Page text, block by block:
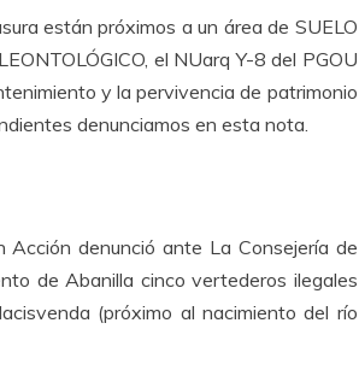
están próximos a un área de SUELO
el NUarq Y-8 del PGOU
y la pervivencia de patrimonio
denunciamos en esta nota.
denunció ante La Consejería de
de Abanilla cinco vertederos ilegales
(próximo al nacimiento del río